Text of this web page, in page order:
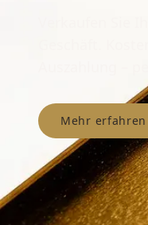
Verkaufen Sie
Geschäft.
Auszahlung –
Mehr